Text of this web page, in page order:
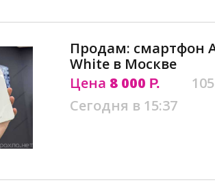
Продам: смартфон
White в Москве
Цена 8 000 Р.
Сегодня в 15:37